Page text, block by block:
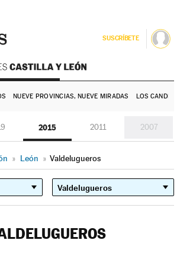
SUSCRÍBETE
NUEVE PROVINCIAS, NUEVE MIRADAS LOS
2015 2011 2007
» León » Valdelugueros